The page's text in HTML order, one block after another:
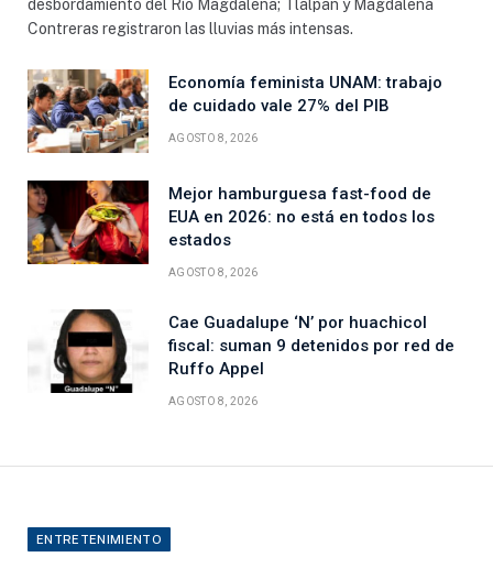
desbordamiento del Río Magdalena; Tlalpan y Magdalena
Contreras registraron las lluvias más intensas.
Economía feminista UNAM: trabajo
de cuidado vale 27% del PIB
AGOSTO 8, 2026
Mejor hamburguesa fast-food de
EUA en 2026: no está en todos los
estados
AGOSTO 8, 2026
Cae Guadalupe ‘N’ por huachicol
fiscal: suman 9 detenidos por red de
Ruffo Appel
AGOSTO 8, 2026
ENTRETENIMIENTO